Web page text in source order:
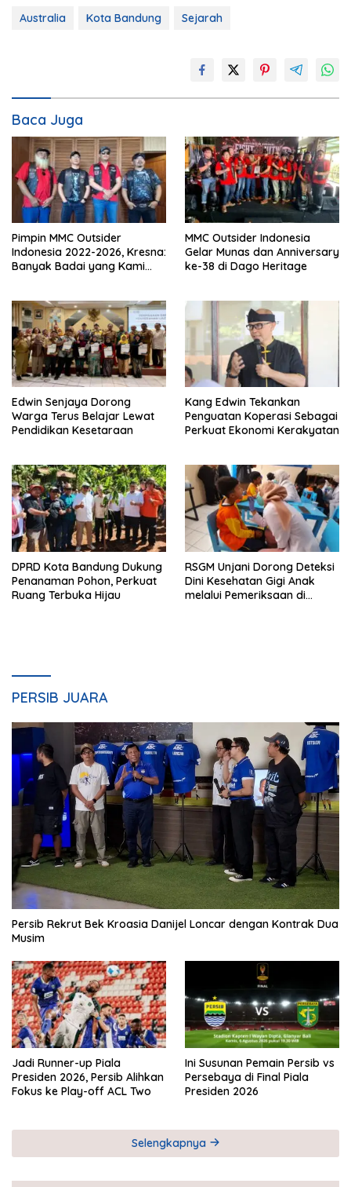
Australia Kota Bandung Sejarah
Baca Juga
Pimpin MMC Outsider
Indonesia 2022-2026, Kresna:
Banyak Badai yang Kami
MMC Outsider Indonesia
Gelar Munas dan Anniversary
ke-38 di Dago Heritage
Edwin Senjaya Dorong
Warga Terus Belajar Lewat
Pendidikan Kesetaraan
Kang Edwin Tekankan
Penguatan Koperasi Sebagai
Perkuat Ekonomi Kerakyatan
DPRD Kota Bandung Dukung
Penanaman Pohon, Perkuat
Ruang Terbuka Hijau
RSGM Unjani Dorong Deteksi
Dini Kesehatan Gigi Anak
melalui Pemeriksaan di
PERSIB JUARA
Persib Rekrut Bek Kroasia Danijel Loncar dengan Kontrak Dua
Musim
Jadi Runner-up Piala
Presiden 2026, Persib Alihkan
Fokus ke Play-off ACL Two
Ini Susunan Pemain Persib vs
Persebaya di Final Piala
Presiden 2026
Selengkapnya